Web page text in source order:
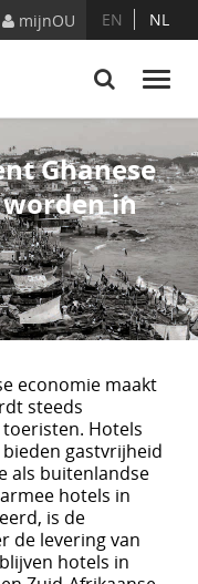
mijnOU EN NL
Ghanese
in
economie maakt
steeds
Hotels
gastvrijheid
als buitenlandse
hotels in
is de
de levering van
hotels in